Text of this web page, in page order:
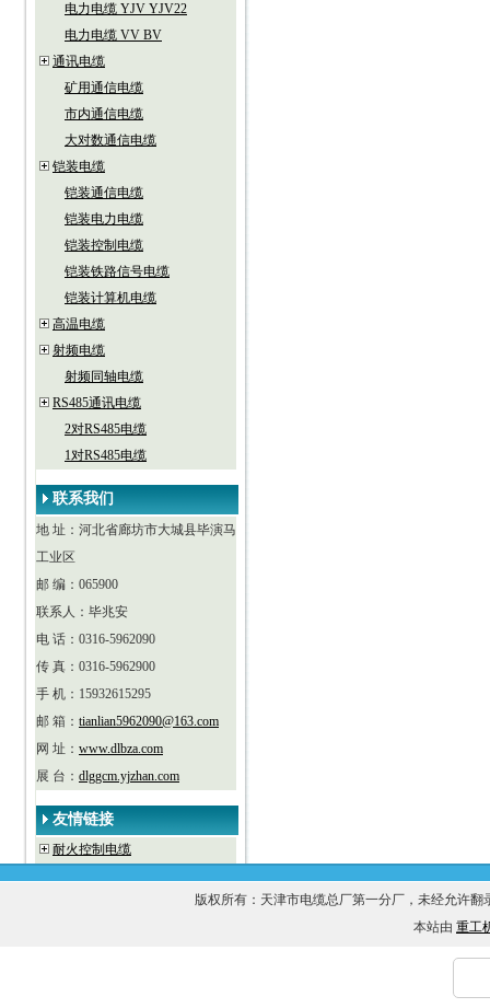
电力电缆 YJV YJV22
电力电缆 VV BV
通讯电缆
矿用通信电缆
市内通信电缆
大对数通信电缆
铠装电缆
铠装通信电缆
铠装电力电缆
铠装控制电缆
铠装铁路信号电缆
铠装计算机电缆
高温电缆
射频电缆
射频同轴电缆
RS485通讯电缆
2对RS485电缆
1对RS485电缆
联系我们
地 址：河北省廊坊市大城县毕演马
工业区
邮 编：065900
联系人：毕兆安
电 话：0316-5962090
传 真：0316-5962900
手 机：15932615295
邮 箱： tianlian5962090@163.com
网 址： www.dlbza.com
展 台： dlggcm.yjzhan.com
友情链接
耐火控制电缆
版权所有：天津市电缆总厂第一分厂，未经允许
本站由 重工